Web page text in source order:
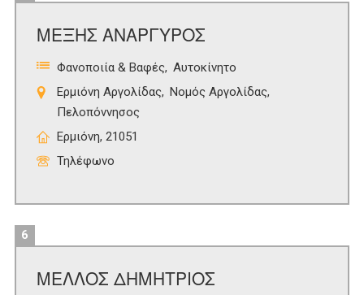
ΜΕΞΗΣ ΑΝΑΡΓΥΡΟΣ
Φανοποιία & Βαφές
Αυτοκίνητο
Ερμιόνη Αργολίδας
Νομός Αργολίδας
Πελοπόννησος
Ερμιόνη, 21051
Τηλέφωνο
6
ΜΕΛΛΟΣ ΔΗΜΗΤΡΙΟΣ